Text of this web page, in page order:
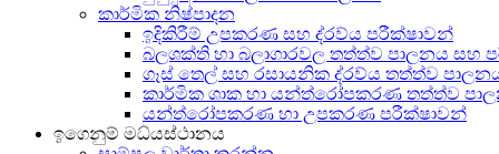
කාර්මික නිෂ්පාදන
ඉදිකිරීම් උපකරණ සහ ද්රව්ය පරීක්ෂාවන්
බලශක්ති හා බලාගාරවල තත්ත්ව පාලනය සහ
ගෑස් තෙල් සහ රසායනික ද්රව්ය තත්ත්ව
කාර්මික ශාක හා යන්ත්රෝපකරණ තත්ත්ව
යන්ත්රෝපකරණ හා උපකරණ පරීක්ෂාවන්
ඉගෙනුම් මධ්යස්ථානය